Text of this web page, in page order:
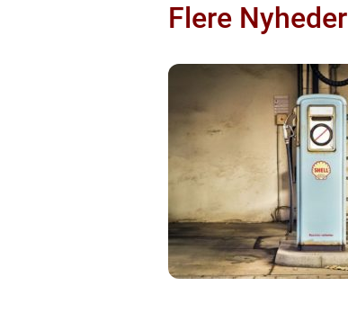
Flere Nyheder